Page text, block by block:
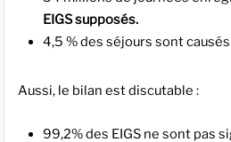
EIGS supposés.
4,5 % des séjours sont causés
Aussi, le bilan est discutable :
99,2% des EIGS ne sont pas